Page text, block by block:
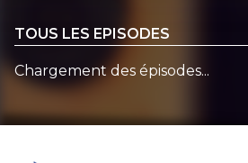
TOUS LES EPISODES
Chargement des épisodes...